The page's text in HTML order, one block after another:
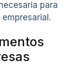
para